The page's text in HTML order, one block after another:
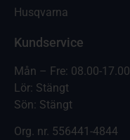
Husqvarna
Kundservice
Mån – Fre: 08.00-17.00
Lör: Stängt
Sön: Stängt
Org. nr. 556441-4844